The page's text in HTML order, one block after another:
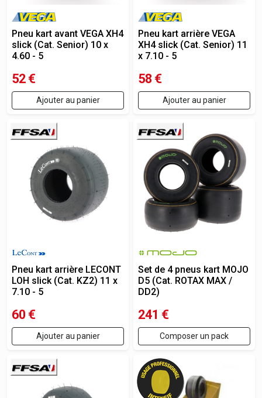
Pneu kart avant VEGA XH4
slick (Cat. Senior) 10 x
4.60 - 5
52 €
Ajouter au panier
Pneu kart arrière VEGA
XH4 slick (Cat. Senior) 11
x 7.10 - 5
58 €
Ajouter au panier
Pneu kart arrière LECONT
LOH slick (Cat. KZ2) 11 x
7.10 - 5
60 €
Ajouter au panier
Set de 4 pneus kart MOJO
D5 (Cat. ROTAX MAX /
DD2)
241 €
Composer un pack